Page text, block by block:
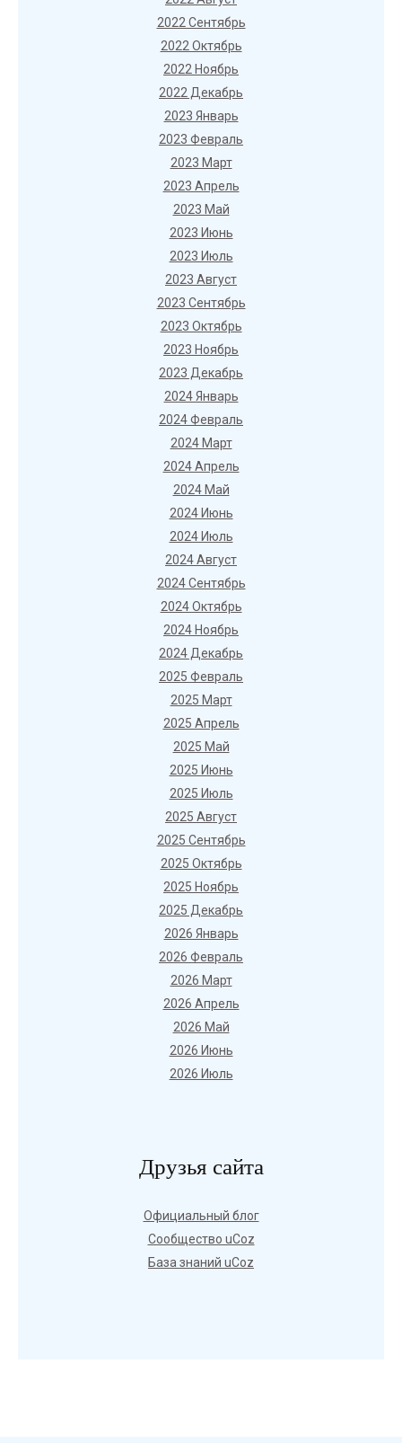
2022 Сентябрь
2022 Октябрь
2022 Ноябрь
2022 Декабрь
2023 Январь
2023 Февраль
2023 Март
2023 Апрель
2023 Май
2023 Июнь
2023 Июль
2023 Август
2023 Сентябрь
2023 Октябрь
2023 Ноябрь
2023 Декабрь
2024 Январь
2024 Февраль
2024 Март
2024 Апрель
2024 Май
2024 Июнь
2024 Июль
2024 Август
2024 Сентябрь
2024 Октябрь
2024 Ноябрь
2024 Декабрь
2025 Февраль
2025 Март
2025 Апрель
2025 Май
2025 Июнь
2025 Июль
2025 Август
2025 Сентябрь
2025 Октябрь
2025 Ноябрь
2025 Декабрь
2026 Январь
2026 Февраль
2026 Март
2026 Апрель
2026 Май
2026 Июнь
2026 Июль
Друзья сайта
Официальный блог
Сообщество uCoz
База знаний uCoz